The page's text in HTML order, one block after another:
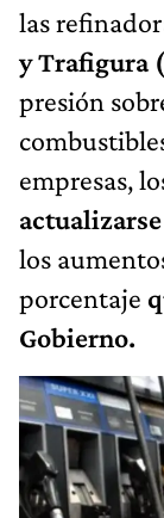
las
y Trafigura
presión
empresas,
actualizarse
los
porcentaje
Gobierno.